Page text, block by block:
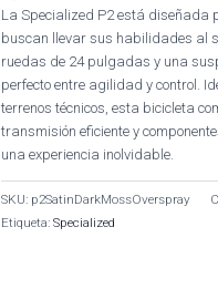
La Specialized P2 está diseñada
buscan llevar sus habilidades al
ruedas de 24 pulgadas y una
perfecto entre agilidad y control.
terrenos técnicos, esta bicicleta
transmisión eficiente y
una experiencia inolvidable.
SKU: p2SatinDarkMossOverspray
Etiqueta:Specialized